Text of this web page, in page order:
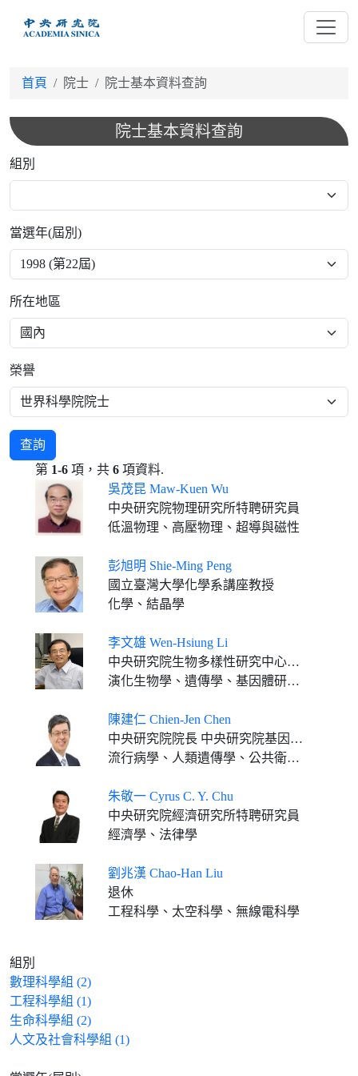
首頁 院士 院士基本資料查詢
院士基本資料查詢
組別
當選年(屆別)
所在地區
榮譽
查詢
第 1-6 項，共 6 項資料.
吳茂昆 Maw-Kuen Wu
中央研究院物理研究所特聘研究員
低溫物理、高壓物理、超導與磁性
彭旭明 Shie-Ming Peng
國立臺灣大學化學系講座教授
化學、結晶學
李文雄 Wen-Hsiung Li
中央研究院生物多樣性研究中心特聘研究員
演化生物學、遺傳學、基因體研究、生物資訊
陳建仁 Chien-Jen Chen
中央研究院院長 中央研究院基因體研究中心特聘研究員
流行病學、人類遺傳學、公共衛生、預防醫學
朱敬一 Cyrus C. Y. Chu
中央研究院經濟研究所特聘研究員
經濟學、法律學
劉兆漢 Chao-Han Liu
退休
工程科學、太空科學、無線電科學
組別
數理科學組 (2)
工程科學組 (1)
生命科學組 (2)
人文及社會科學組 (1)